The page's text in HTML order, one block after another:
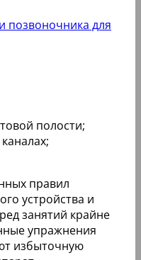
позвоночника для
полости;
правил
устройства и
занятий крайне
упражнения
избыточную